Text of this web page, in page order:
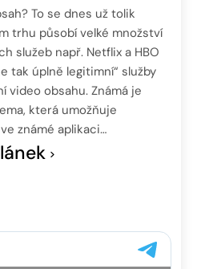
To se dnes už tolik
trhu působí velké množství
služeb např. Netflix a HBO
tak úplně legitimní“ služby
video obsahu. Známá je
která umožňuje
známé aplikaci…